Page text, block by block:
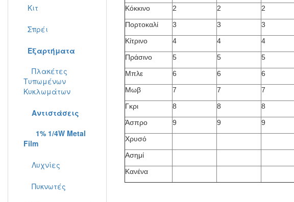
Κόκκινο
2 2 2
Πορτοκαλί
3 3 3
Κίτρινο 4 4 4
Πράσινο 5 5 5
Μπλε
6 6 6
Μωβ
7 7 7
Γκρι
8 8 8
Άσπρο
9 9 9
Χρυσό
Ασημί
Κανένα
Κιτ
Σπρέι
Εξαρτήματα
Πλακέτες
Τυπωμένων
Κυκλωμάτων
Αντιστάσεις
1% 1/4W Metal
Film
Λυχνίες
Πυκνωτές